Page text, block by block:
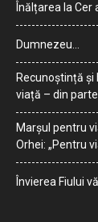
Înălțarea la Cer
Dumnezeu…
Recunoștință
viață – din
Marșul pentru
Orhei: „Pentru
Învierea Fiului